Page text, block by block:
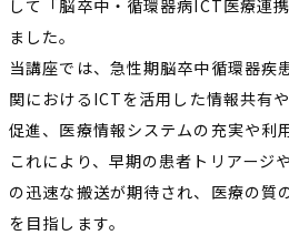
して「脳卒中・循環器病ICT医療連
ました。
当講座では、急性期脳卒中循環器疾
関におけるICTを活用した情報共有
促進、医療情報システムの充実や利
これにより、早期の患者トリアージ
の迅速な搬送が期待され、医療の質
を目指します。